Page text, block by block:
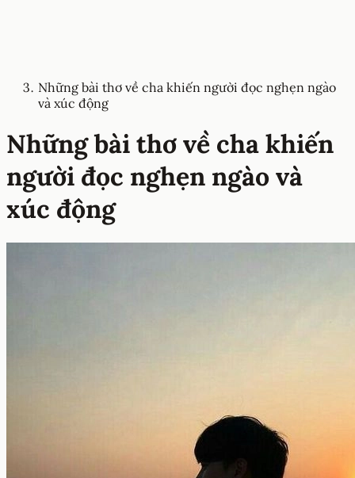
Những bài thơ về cha khiến người đọc nghẹn ngào
và xúc động
Những bài thơ về cha khiến
người đọc nghẹn ngào và
xúc động